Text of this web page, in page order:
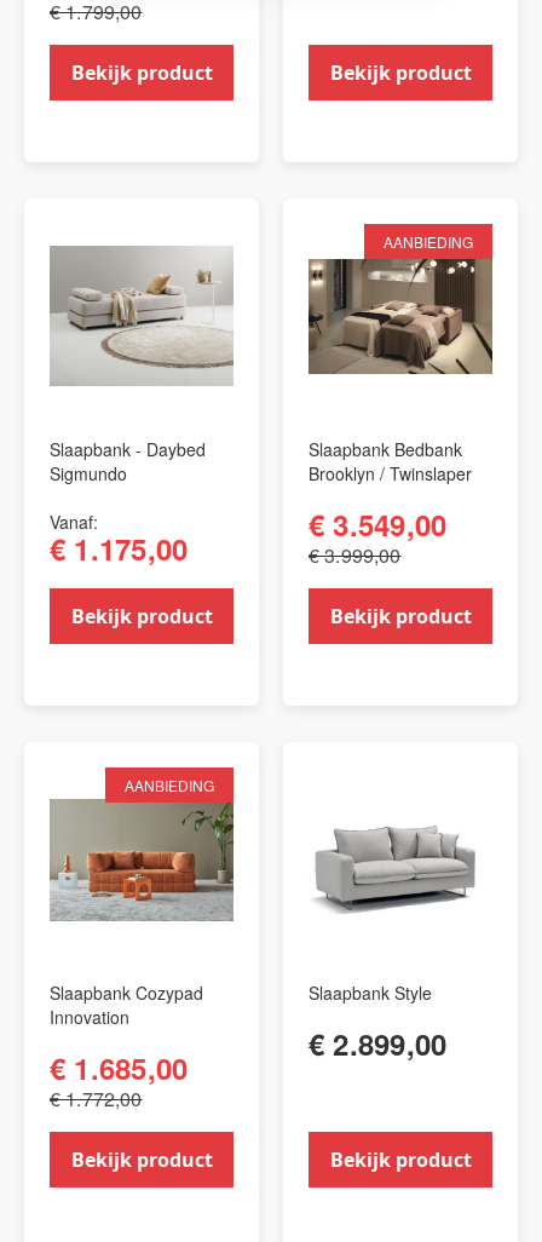
€ 1.799,00
Bekijk product Bekijk product
Slaapbank - Daybed
Sigmundo
Vanaf
€ 1.175,00
Bekijk product
AANBIEDING
Slaapbank Bedbank
Brooklyn / Twinslaper
€ 3.549,00
€ 3.999,00
Bekijk product
AANBIEDING
Slaapbank Cozypad
Innovation
€ 1.685,00
€ 1.772,00
Bekijk product
Slaapbank Style
€ 2.899,00
Bekijk product